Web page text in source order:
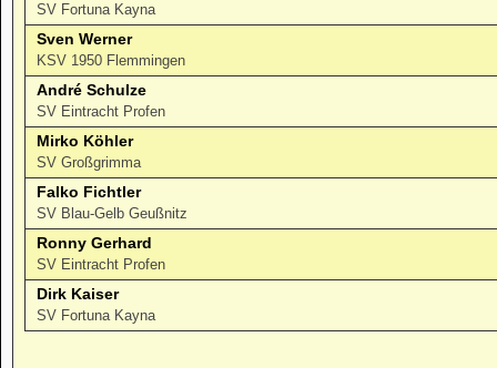
SV Fortuna Kayna
Sven Werner
KSV 1950 Flemmingen
André Schulze
SV Eintracht Profen
Mirko Köhler
SV Großgrimma
Falko Fichtler
SV Blau-Gelb Geußnitz
Ronny Gerhard
SV Eintracht Profen
Dirk Kaiser
SV Fortuna Kayna